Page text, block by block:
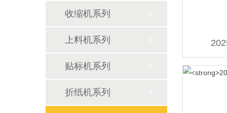
收缩机系列
上料机系列
贴标机系列
折纸机系列